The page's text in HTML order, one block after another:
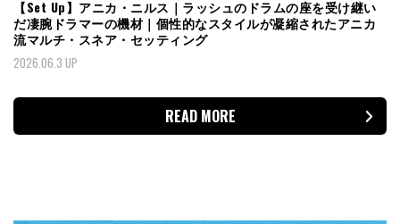
【Set Up】アニカ・ニルス｜ラッシュのドラムの座を受け継い
だ凄腕ドラマーの機材｜個性的なスタイルが凝縮されたアニカ
流マルチ・スネア・セッティング
2026.06.3 UP
READ MORE